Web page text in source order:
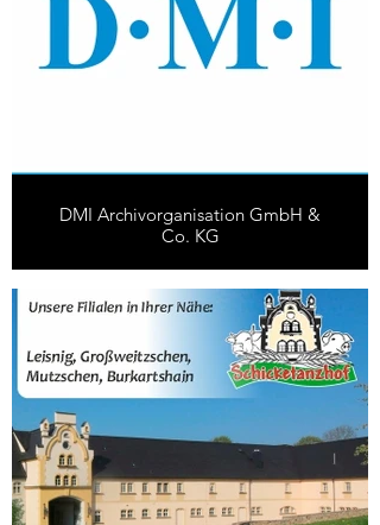
DMI Archivorganisation GmbH &
Co. KG